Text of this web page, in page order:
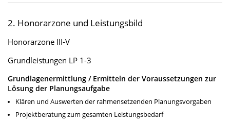
2. Honorarzone und Leistungsbild
Honorarzone III-V
Grundleistungen LP 1-3
Grundlagenermittlung / Ermitteln der Voraussetzungen zur
Lösung der Planungsaufgabe
Klären und Auswerten der rahmensetzenden Planungsvorgaben
Projektberatung zum gesamten Leistungsbedarf